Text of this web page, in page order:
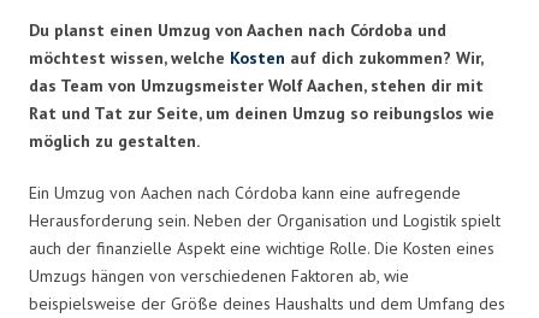
Du planst einen Umzug von Aachen nach Córdoba und
möchtest wissen, welche Kosten auf dich zukommen? Wir,
das Team von Umzugsmeister Wolf Aachen, stehen dir mit
Rat und Tat zur Seite, um deinen Umzug so reibungslos wie
möglich zu gestalten.
Ein Umzug von Aachen nach Córdoba kann eine aufregende
Herausforderung sein. Neben der Organisation und Logistik spielt
auch der finanzielle Aspekt eine wichtige Rolle. Die Kosten eines
Umzugs hängen von verschiedenen Faktoren ab, wie
beispielsweise der Größe deines Haushalts und dem Umfang des